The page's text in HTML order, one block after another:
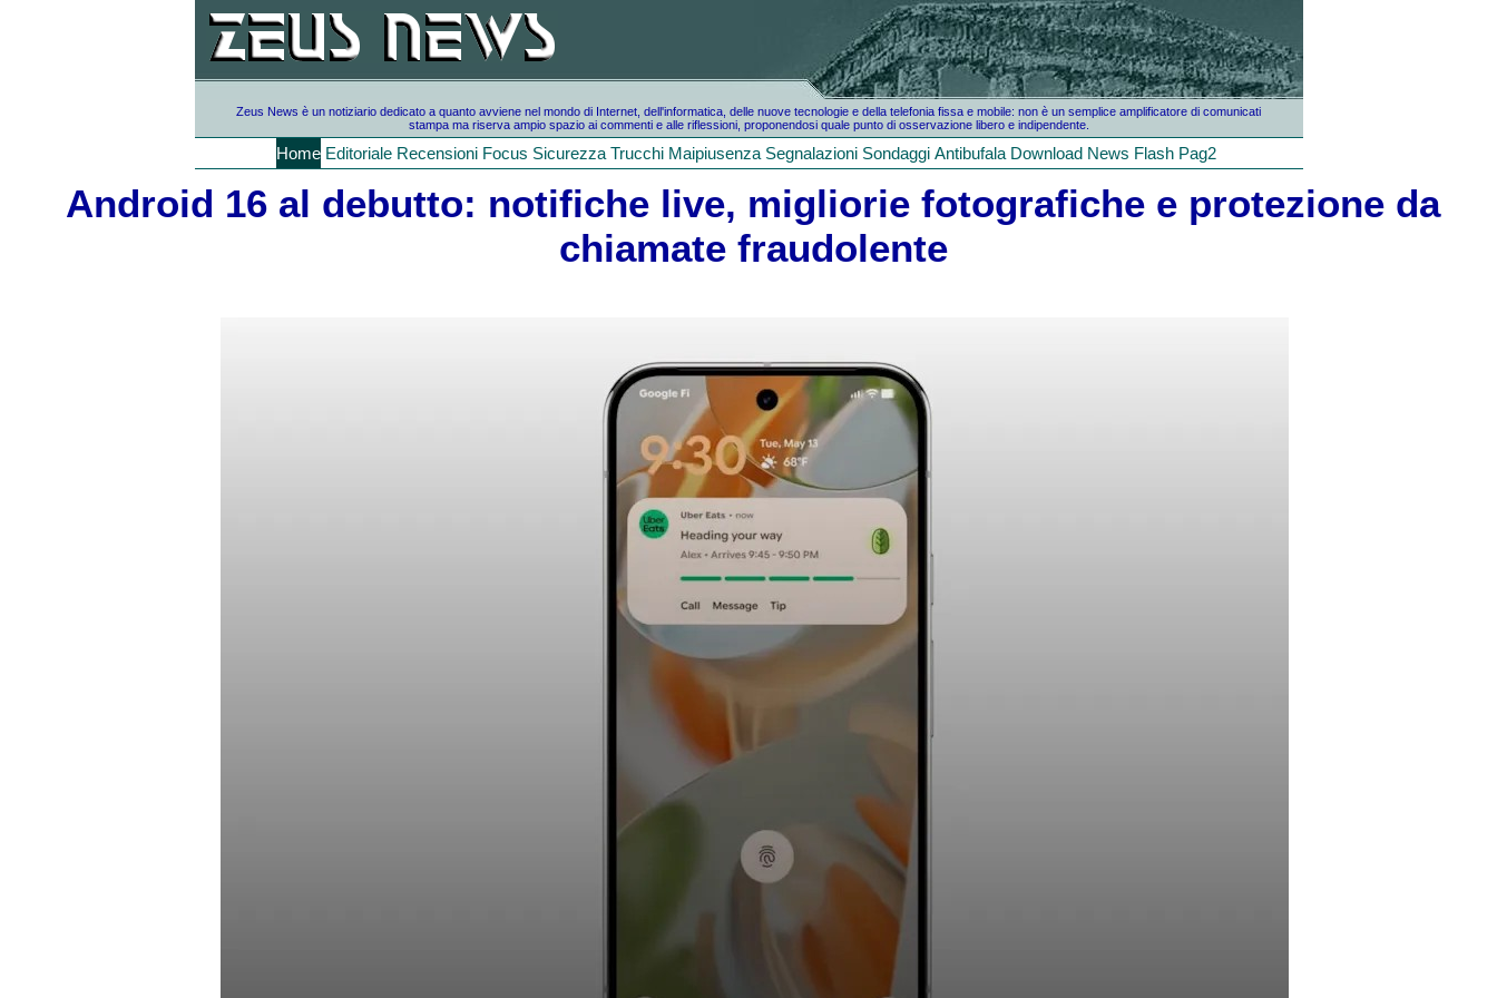
Zeus News è un notiziario dedicato a quanto avviene nel mondo di Internet, dell'informatica, delle nuove tecnologie e della telefonia fissa e mobile: non è un semplice amplificatore di comunicati
stampa ma riserva ampio spazio ai commenti e alle riflessioni, proponendosi quale punto di osservazione libero e indipendente.
Home Editoriale Recensioni Focus Sicurezza Trucchi Maipiusenza Segnalazioni Sondaggi Antibufala Download News Flash Pag2
Android 16 al debutto: notifiche live, migliorie fotografiche e protezione da
chiamate fraudolente